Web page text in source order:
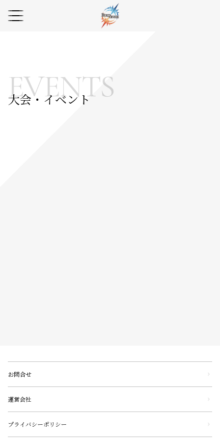
EVENTS
大会・イベント
お問合せ
運営会社
プライバシーポリシー